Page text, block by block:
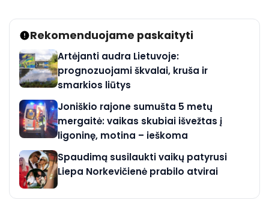
Rekomenduojame paskaityti
Artėjanti audra Lietuvoje:
prognozuojami škvalai, kruša ir
smarkios liūtys
Joniškio rajone sumušta 5 metų
mergaitė: vaikas skubiai išvežtas į
ligoninę, motina – ieškoma
Spaudimą susilaukti vaikų patyrusi
Liepa Norkevičienė prabilo atvirai